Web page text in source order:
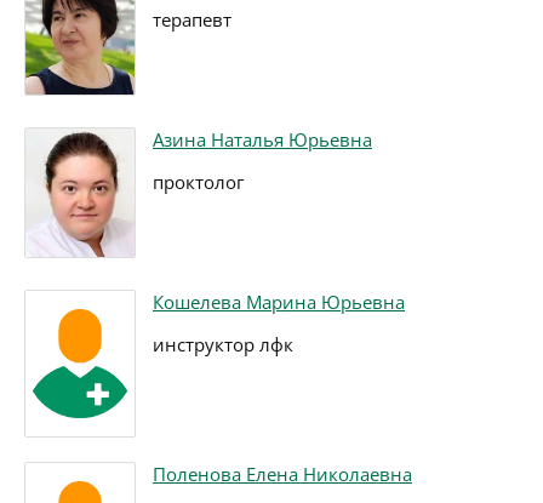
терапевт
Азина Наталья Юрьевна
проктолог
Кошелева Марина Юрьевна
инструктор лфк
Поленова Елена Николаевна